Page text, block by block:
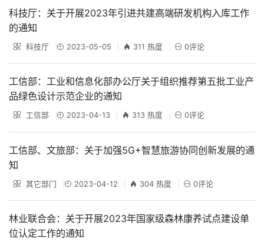
科技厅：关于开展2023年引进共建高端研发机构入库工作
的通知
科技厅 2023-05-05 311 热度 0评论
工信部：工业和信息化部办公厅关于组织推荐第五批工业产
品绿色设计示范企业的通知
工信部 2023-04-13 313 热度 0评论
工信部、文旅部：关于加强5G+智慧旅游协同创新发展的通
知
其它部门 2023-04-12 304 热度 0评论
林业联合会：关于开展2023年国家级森林康养试点建设单
位认定工作的通知